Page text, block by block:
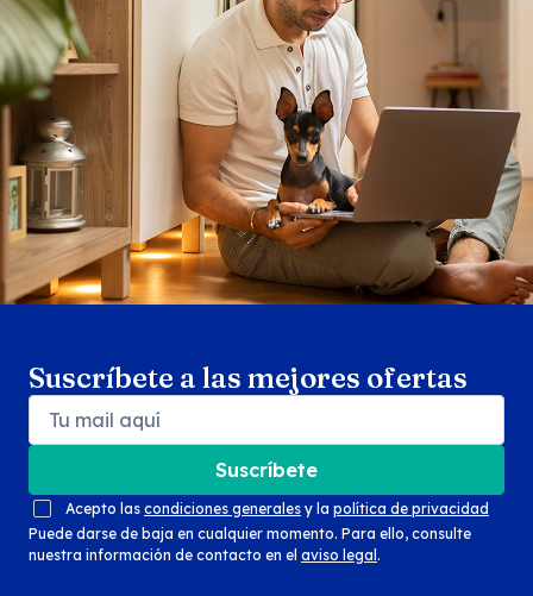
Suscríbete a las mejores ofertas
Suscríbete
Acepto las condiciones generales y la política de privacidad
Puede darse de baja en cualquier momento. Para ello, consulte
nuestra información de contacto en el aviso legal .
Search products